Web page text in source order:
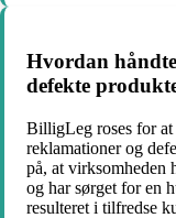
Hvordan
defekte
BilligLeg roses for at
reklamationer og
på, at virksomheden
og har sørget for en
resulteret i tilfredse